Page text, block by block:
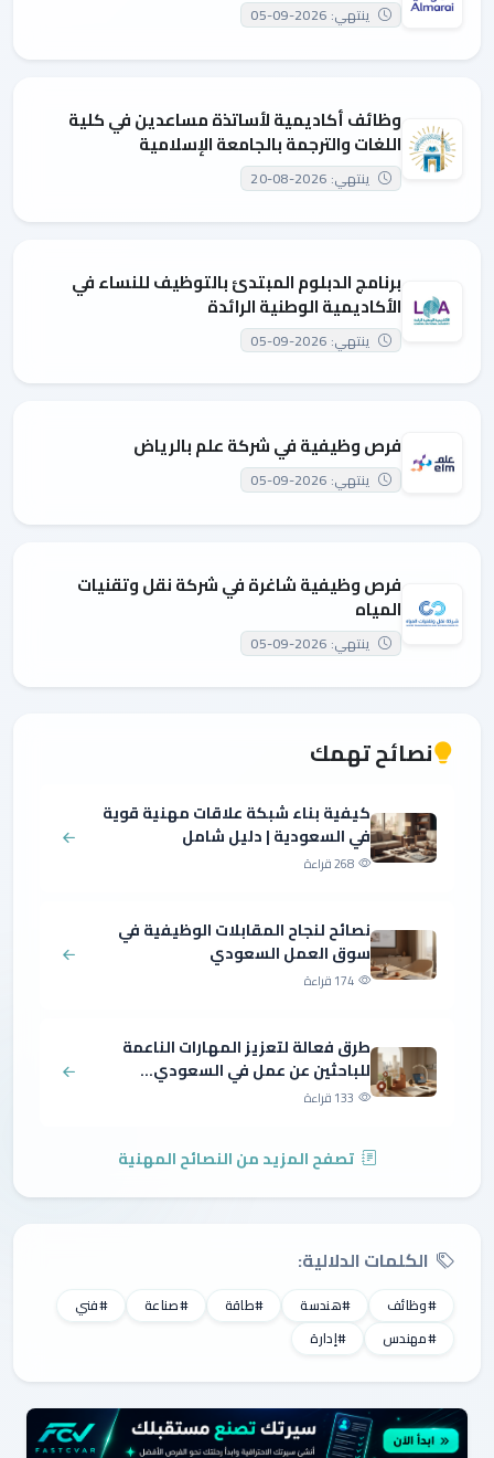
ينتهي: 2026-09-05
وظائف أكاديمية لأساتذة مساعدين في كلية
اللغات والترجمة بالجامعة الإسلامية
ينتهي: 2026-08-20
برنامج الدبلوم المبتدئ بالتوظيف للنساء في
الأكاديمية الوطنية الرائدة
ينتهي: 2026-09-05
فرص وظيفية في شركة علم بالرياض
ينتهي: 2026-09-05
فرص وظيفية شاغرة في شركة نقل وتقنيات
المياه
ينتهي: 2026-09-05
نصائح تهمك
كيفية بناء شبكة علاقات مهنية قوية
في السعودية | دليل شامل
268 قراءة
نصائح لنجاح المقابلات الوظيفية في
سوق العمل السعودي
174 قراءة
طرق فعالة لتعزيز المهارات الناعمة
للباحثين عن عمل في السعودي...
133 قراءة
تصفح المزيد من النصائح المهنية
الكلمات الدلالية:
#وظائف #هندسة #طاقة #صناعة
#فني
#مهندس
#إدارة